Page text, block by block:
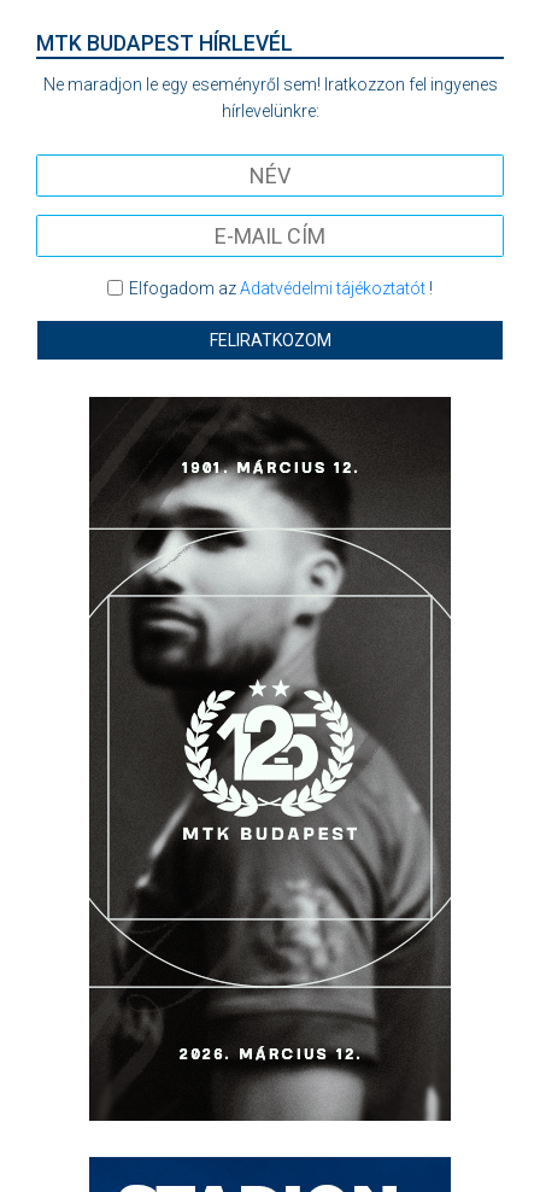
MTK BUDAPEST HÍRLEVÉL
Ne maradjon le egy eseményről sem! Iratkozzon fel ingyenes
hírlevelünkre:
Elfogadom azAdatvédelmi tájékoztatót!
FELIRATKOZOM